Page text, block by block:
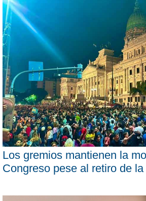
Los gremios mantienen la
Congreso pese al retiro de